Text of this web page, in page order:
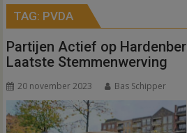
TAG: PVDA
Partijen Actief op
Laatste Stemmenwerving
20 november 2023 Bas Schipper